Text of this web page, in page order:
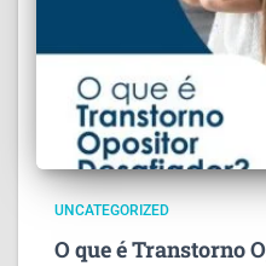
UNCATEGORIZED
O que é Transtorno